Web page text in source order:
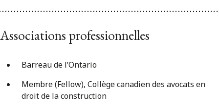
Associations professionnelles
Barreau de l’Ontario
Membre (Fellow), Collège canadien des avocats en
droit de la construction